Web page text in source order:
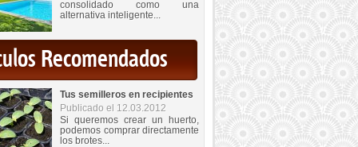
consolidado como una
alternativa inteligente...
Recomendados
Tus semilleros en recipientes
Publicado el 12.03.2012
Si queremos crear un huerto,
podemos comprar directamente
los brotes...